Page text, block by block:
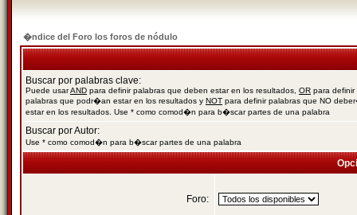
�ndice del Foro los foros de nódulo
Buscar por palabras clave:
Puede usarAND para definir palabras que deben estar en los resultados, OR para definir
palabras que podr�an estar en los resultados y NOT para definir palabras que NO
estar en los resultados. Use * como comod�n para b�scar partes de una palabra
Buscar por Autor:
Use * como comod�n para b�scar partes de una palabra
Foro: